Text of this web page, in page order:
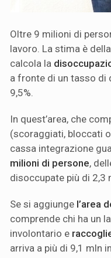
Oltre 9 milioni di
lavoro. La stima è
calcola la
a fronte di un tasso di
9,5%.
In quest’area, che
(scoraggiati, bloccati
cassa integrazione
milioni di persone,
disoccupate più di 2,3
Se si aggiunge l’area
comprende chi ha un
involontario e
arriva a più di 9,1 mln